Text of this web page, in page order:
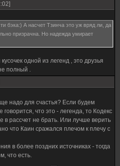
бэка:) А насчет Тзинча это уж вряд ли, да
призрачна. Но надежда умирает
одной из легенд , это друзья
полный .
надо для счастья? Если будем
говорится, что это - легенда, то Кодекс
рассчет не брать. Или лучше верить
что Каин сражался плечом к плечу с
в более поздних источниках - тогда
что есть.